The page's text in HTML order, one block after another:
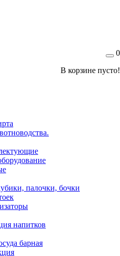
0
В корзине пусто!
палочки, бочки
напитков
барная